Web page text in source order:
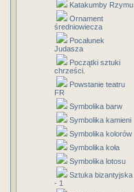
Katakumby Rzymu
Ornament
średniowiecza
Pocałunek
Judasza
Początki sztuki
chrześci.
Powstanie teatru
FR
Symbolika barw
Symbolika kamieni
Symbolika kolorów
Symbolika koła
Symbolika lotosu
Sztuka bizantyjska
- 1